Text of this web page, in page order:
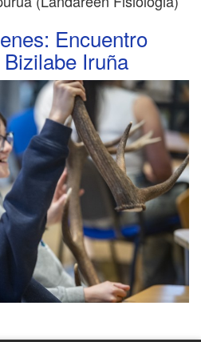
Encuentro
Iruña